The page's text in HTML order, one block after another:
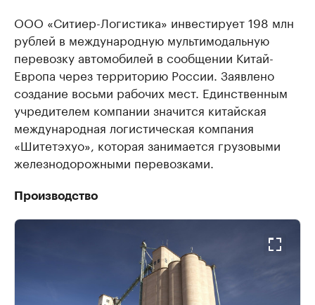
ООО «Ситиер-Логистика» инвестирует 198 млн
рублей в международную мультимодальную
перевозку автомобилей в сообщении Китай-
Европа через территорию России. Заявлено
создание восьми рабочих мест. Единственным
учредителем компании значится китайская
международная логистическая компания
«Шитетэхуо», которая занимается грузовыми
железнодорожными перевозками.
Производство